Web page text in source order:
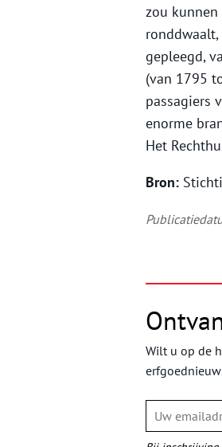
zou
gepleegd,
(van 1795
passagiers
enorme
Het
Bron:
Wilt u op de